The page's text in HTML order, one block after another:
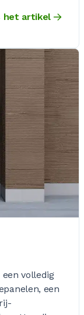
het artikel
volledig
een